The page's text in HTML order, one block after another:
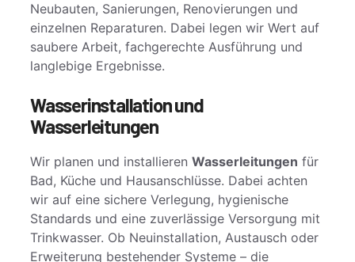
Neubauten, Sanierungen, Renovierungen und
einzelnen Reparaturen. Dabei legen wir Wert auf
saubere Arbeit, fachgerechte Ausführung und
langlebige Ergebnisse.
Wasserinstallation und
Wasserleitungen
Wir planen und installieren Wasserleitungen für
Bad, Küche und Hausanschlüsse. Dabei achten
wir auf eine sichere Verlegung, hygienische
Standards und eine zuverlässige Versorgung mit
Trinkwasser. Ob Neuinstallation, Austausch oder
Erweiterung bestehender Systeme – die